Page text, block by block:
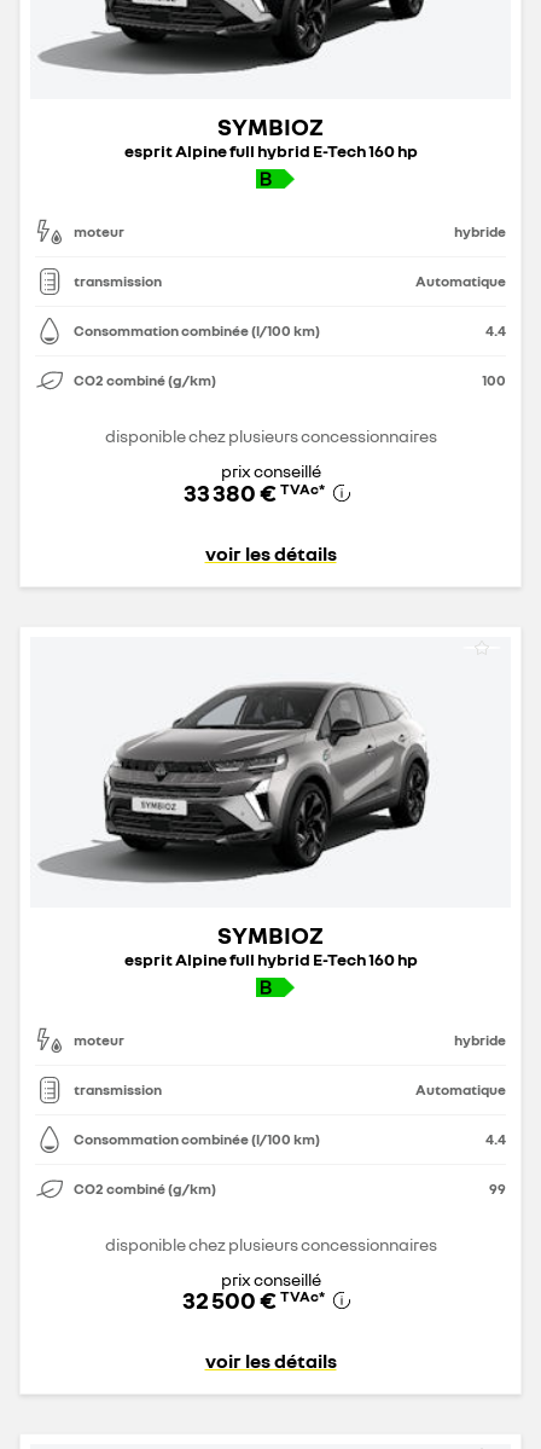
SYMBIOZ
esprit Alpine full hybrid E-Tech 160 hp
moteur hybride
transmission Automatique
Consommation combinée (l/100 km) 4.4
CO2 combiné (g/km) 100
disponible chez plusieurs concessionnaires
prix conseillé
33 380 € TVAc*
voir les détails
SYMBIOZ
esprit Alpine full hybrid E-Tech 160 hp
moteur hybride
transmission Automatique
Consommation combinée (l/100 km) 4.4
CO2 combiné (g/km) 99
disponible chez plusieurs concessionnaires
prix conseillé
32 500 € TVAc*
voir les détails